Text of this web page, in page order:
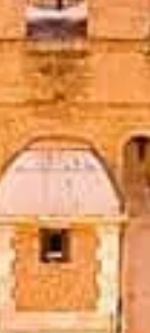
prioritario e guide esperte.